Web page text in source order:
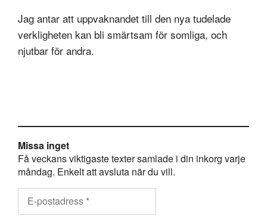
Jag antar att uppvaknandet till den nya tudelade
verkligheten kan bli smärtsam för somliga, och
njutbar för andra.
Missa inget
Få veckans viktigaste texter samlade i din inkorg varje
måndag. Enkelt att avsluta när du vill.